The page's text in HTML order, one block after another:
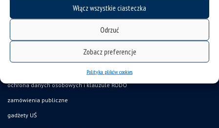
Włącz wszystkie ciasteczka
Odrzuć
Zobacz preferencje
Polityka plików cookies
akty prawne UŚ
ochrona danych osobowych i klauzule RODO
zamówienia publiczne
gadżety UŚ